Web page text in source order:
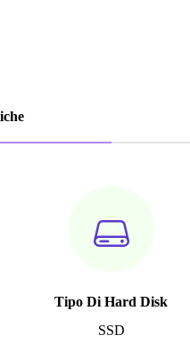
Tipo Di Hard Disk
SSD